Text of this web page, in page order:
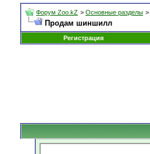
Форум Zoo.kZ > Основные разделы >
Продам шиншилл
Регистрация